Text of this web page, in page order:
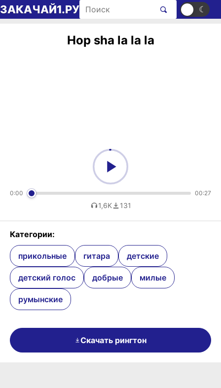
Перейти к содержимому
ЗАКАЧАЙ1.РУ Поиск рингтонов ☀ ☾
Hop sha la la la
0:00 00:27
1,6K 131
Категории:
прикольные гитара детские
детский голос добрые милые
румынские
Скачать рингтон